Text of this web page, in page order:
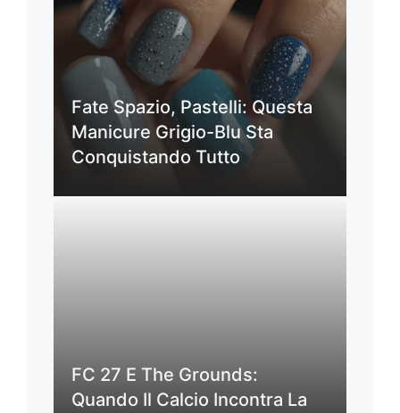
Fate Spazio, Pastelli: Questa
Manicure Grigio-Blu Sta
Conquistando Tutto
FC 27 E The Grounds:
Quando Il Calcio Incontra La